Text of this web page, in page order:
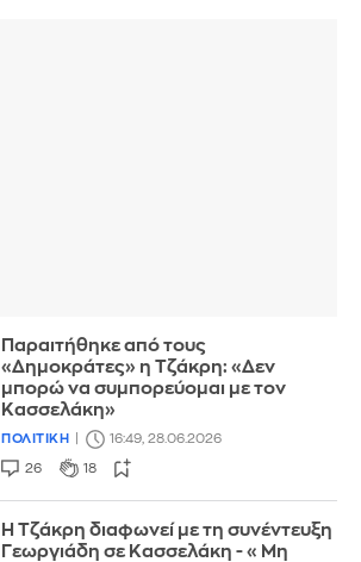
Παραιτήθηκε από τους
«Δημοκράτες» η Τζάκρη: «Δεν
μπορώ να συμπορεύομαι με τον
Κασσελάκη»
ΠΟΛΙΤΙΚΗ 16:49, 28.06.2026
26 18
Η Τζάκρη διαφωνεί με τη συνέντευξη
Γεωργιάδη σε Κασσελάκη - «Μη